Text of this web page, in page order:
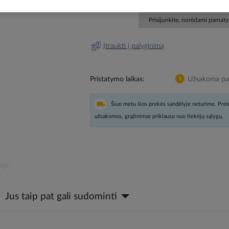
Prisijunkite, norėdami
Įtraukti į palyginimą
Pristatymo laikas Užsakoma
Šiuo metu šios prekės sandėlyje neturime.
užsakomos, grąžinimas priklauso nuo tiekėjų sąlygų.
Jus taip pat gali sudominti